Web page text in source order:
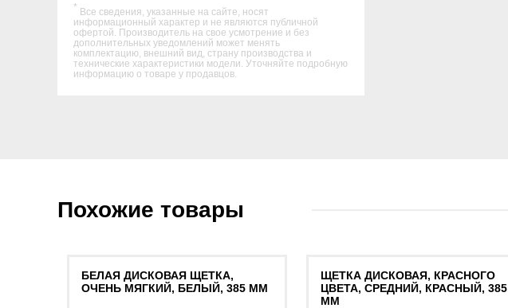
* Все сведения, указанные на сайте, носят
информационный характер и не являются публичной
офертой. Производитель на свое усмотрение и без
дополнительных уведомлений может менять
комплектацию, внешний вид, страну производства и
технические характеристики модели. Уточняйте подробную
информацию о товаре у продавцов.
Похожие товары
БЕЛАЯ ДИСКОВАЯ ЩЕТКА,
ОЧЕНЬ МЯГКИЙ, БЕЛЫЙ, 385 MM
ЩЕТКА ДИСКОВАЯ, КРАСНОГО
ЦВЕТА, СРЕДНИЙ, КРАСНЫЙ, 385
MM